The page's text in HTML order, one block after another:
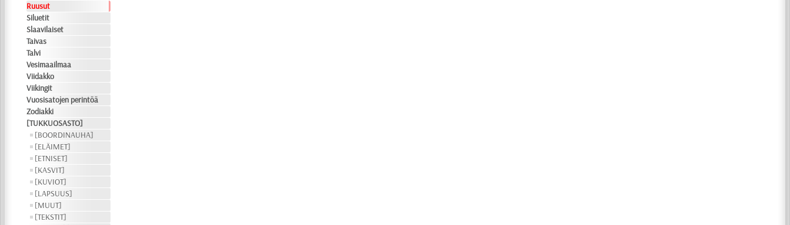
Ruusut
Siluetit
Slaavilaiset
Taivas
Talvi
Vesimaailmaa
Viidakko
Viikingit
Vuosisatojen perintöä
Zodiakki
[TUKKUOSASTO]
[BOORDINAUHA]
[ELÄIMET]
[ETNISET]
[KASVIT]
[KUVIOT]
[LAPSUUS]
[MUUT]
[TEKSTIT]